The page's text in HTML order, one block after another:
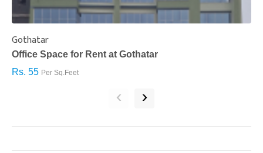
Gothatar
Office Space for Rent at Gothatar
Rs. 55 Per Sq.Feet
‹ ›